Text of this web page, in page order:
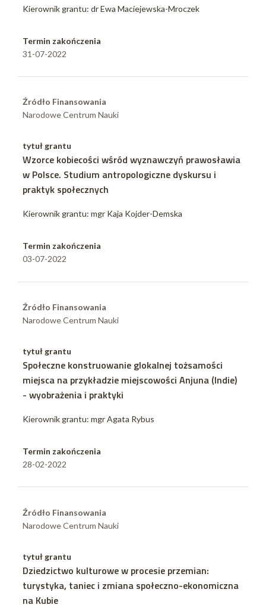
Kierownik grantu: dr Ewa Maciejewska-Mroczek
Termin zakończenia
31-07-2022
Źródło Finansowania
Narodowe Centrum Nauki
tytuł grantu
Wzorce kobiecości wśród wyznawczyń prawosławia
w Polsce. Studium antropologiczne dyskursu i
praktyk społecznych
Kierownik grantu: mgr Kaja Kojder-Demska
Termin zakończenia
03-07-2022
Źródło Finansowania
Narodowe Centrum Nauki
tytuł grantu
Społeczne konstruowanie glokalnej tożsamości
miejsca na przykładzie miejscowości Anjuna (Indie)
- wyobrażenia i praktyki
Kierownik grantu: mgr Agata Rybus
Termin zakończenia
28-02-2022
Źródło Finansowania
Narodowe Centrum Nauki
tytuł grantu
Dziedzictwo kulturowe w procesie przemian:
turystyka, taniec i zmiana społeczno-ekonomiczna
na Kubie